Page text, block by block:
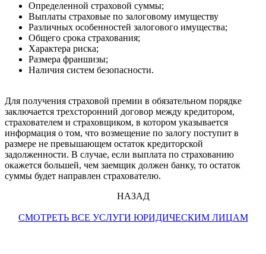
Определенной страховой суммы;
Выплаты страховые по залоговому имуществу
Различных особенностей залогового имущества;
Общего срока страхования;
Характера риска;
Размера франшизы;
Наличия систем безопасности.
Для получения страховой премии в обязательном порядке
заключается трехсторонний договор между кредитором,
страхователем и страховщиком, в котором указывается
информация о том, что возмещение по залогу поступит в
размере не превышающем остаток кредиторской
задолженности. В случае, если выплата по страхованию
окажется большей, чем заемщик должен банку, то остаток
суммы будет направлен страхователю.
НАЗАД
СМОТРЕТЬ ВСЕ УСЛУГИ ЮРИДИЧЕСКИМ ЛИЦАМ